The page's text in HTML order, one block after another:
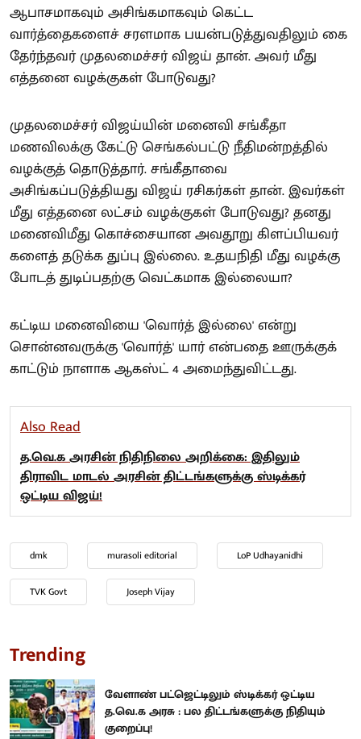
ஆபாசமாகவும் அசிங்கமாகவும் கெட்ட
வார்த்தைகளைச் சரளமாக பயன்படுத்துவதிலும் கை
தேர்ந்தவர் முதலமைச்சர் விஜய் தான். அவர் மீது
எத்தனை வழக்குகள் போடுவது?
முதலமைச்சர் விஜய்யின் மனைவி சங்கீதா
மணவிலக்கு கேட்டு செங்கல்பட்டு நீதிமன்றத்தில்
வழக்குத் தொடுத்தார். சங்கீதாவை
அசிங்கப்படுத்தியது விஜய் ரசிகர்கள் தான். இவர்கள்
மீது எத்தனை லட்சம் வழக்குகள் போடுவது? தனது
மனைவிமீது கொச்சையான அவதூறு கிளப்பியவர்
களைத் தடுக்க துப்பு இல்லை. உதயநிதி மீது வழக்கு
போடத் துடிப்பதற்கு வெட்கமாக இல்லையா?
கட்டிய மனைவியை 'வொர்த் இல்லை' என்று
சொன்னவருக்கு 'வொர்த்' யார் என்பதை ஊருக்குக்
காட்டும் நாளாக ஆகஸ்ட் 4 அமைந்துவிட்டது.
Also Read
த.வெ.க அரசின் நிதிநிலை அறிக்கை: இதிலும்
திராவிட மாடல் அரசின் திட்டங்களுக்கு ஸ்டிக்கர்
ஒட்டிய விஜய்!
dmk murasoli editorial LoP Udhayanidhi
TVK Govt Joseph Vijay
Trending
வேளாண் பட்ஜெட்டிலும் ஸ்டிக்கர் ஒட்டிய
த.வெ.க அரசு : பல திட்டங்களுக்கு நிதியும்
குறைப்பு!